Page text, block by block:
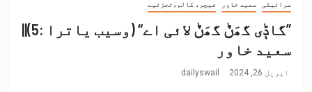
سرائیکی سعید خاور فیچر، کالم،تجزئیے
”گاݙی گھَݨ گھَݨ لائی اے“ (وسیب یاترا :5)||
سعید خاور
اپریل 26, 2024 dailyswail